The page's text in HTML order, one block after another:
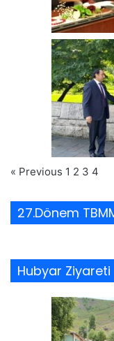
« Previous 1 2 3 4
27.Dönem
Hubyar Ziyareti